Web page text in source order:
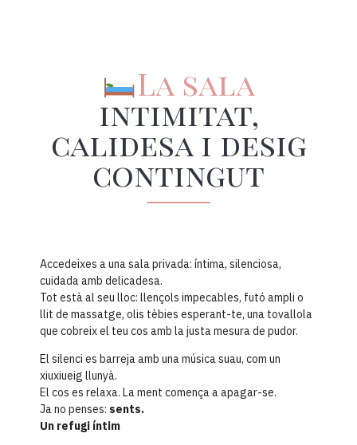
La sala
intimitat,
calidesa i desig
contingut
Accedeixes a una sala privada: íntima, silenciosa,
cuidada amb delicadesa.
Tot està al seu lloc: llençols impecables, futó ampli o
llit de massatge, olis tèbies esperant-te, una tovallola
que cobreix el teu cos amb la justa mesura de pudor.
El silenci es barreja amb una música suau, com un
xiuxiueig llunyà.
El cos es relaxa. La ment comença a apagar-se.
Ja no penses: sents.
Un refugi íntim